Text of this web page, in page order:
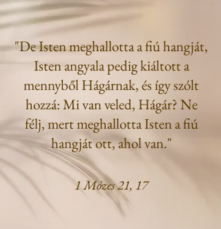
"De Isten meghallotta a fiú hangját,
Isten angyala pedig kiáltott a
mennyből Hágárnak, és így szólt
hozzá: Mi van veled, Hágár? Ne
félj, mert meghallotta Isten a fiú
hangját ott, ahol van."
1 Mózes 21, 17